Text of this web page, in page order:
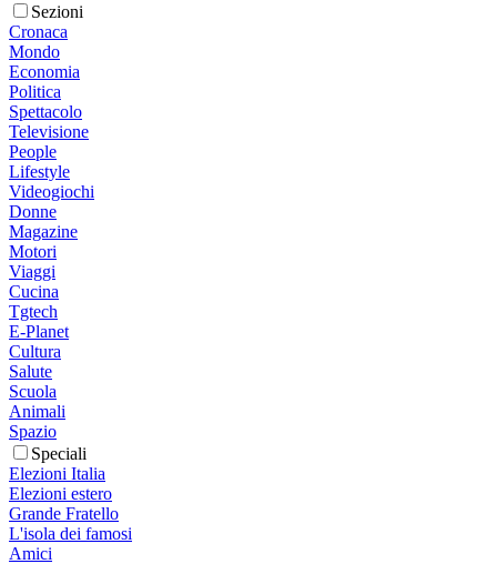
Sezioni
Cronaca
Mondo
Economia
Politica
Spettacolo
Televisione
People
Lifestyle
Videogiochi
Donne
Magazine
Motori
Viaggi
Cucina
Tgtech
E-Planet
Cultura
Salute
Scuola
Animali
Spazio
Speciali
Elezioni Italia
Elezioni estero
Grande Fratello
L'isola dei famosi
Amici